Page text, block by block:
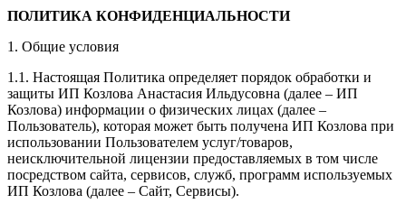
ПОЛИТИКА КОНФИДЕНЦИАЛЬНОСТИ
1. Общие условия
1.1. Настоящая Политика определяет порядок обработки и
защиты ИП Козлова Анастасия Ильдусовна (далее – ИП
Козлова) информации о физических лицах (далее –
Пользователь), которая может быть получена ИП Козлова при
использовании Пользователем услуг/товаров,
неисключительной лицензии предоставляемых в том числе
посредством сайта, сервисов, служб, программ используемых
ИП Козлова (далее – Сайт, Сервисы).